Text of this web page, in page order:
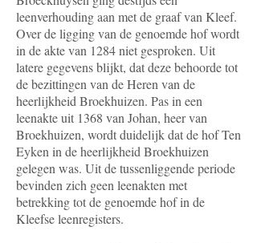
leenverhouding aan met de graaf van Kleef.
Over de ligging van de genoemde hof wordt
in de akte van 1284 niet gesproken. Uit
latere gegevens blijkt, dat deze behoorde tot
de bezittingen van de Heren van de
heerlijkheid Broekhuizen. Pas in een
leenakte uit 1368 van Johan, heer van
Broekhuizen, wordt duidelijk dat de hof Ten
Eyken in de heerlijkheid Broekhuizen
gelegen was. Uit de tussenliggende periode
bevinden zich geen leenakten met
betrekking tot de genoemde hof in de
Kleefse leenregisters.